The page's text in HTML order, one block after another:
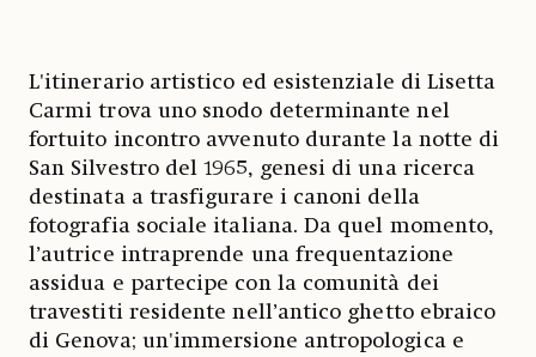
L'itinerario artistico ed esistenziale di Lisetta
Carmi trova uno snodo determinante nel
fortuito incontro avvenuto durante la notte di
San Silvestro del 1965, genesi di una ricerca
destinata a trasfigurare i canoni della
fotografia sociale italiana. Da quel momento,
l’autrice intraprende una frequentazione
assidua e partecipe con la comunità dei
travestiti residente nell’antico ghetto ebraico
di Genova; un'immersione antropologica e